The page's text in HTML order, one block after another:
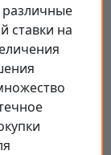
ставки на